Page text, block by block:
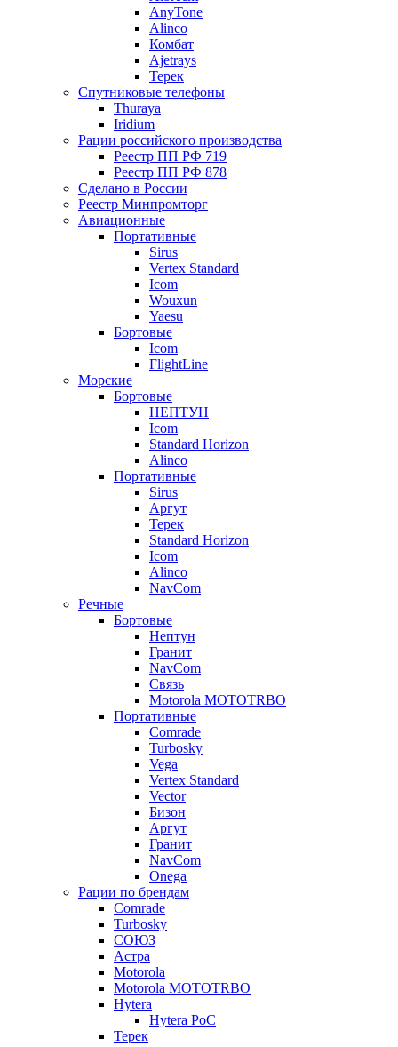
AnyTone
Alinco
Комбат
Ajetrays
Терек
Спутниковые телефоны
Thuraya
Iridium
Рации российского производства
Реестр ПП РФ 719
Реестр ПП РФ 878
Сделано в России
Реестр Минпромторг
Авиационные
Портативные
Sirus
Vertex Standard
Icom
Wouxun
Yaesu
Бортовые
Icom
FlightLine
Морские
Бортовые
НЕПТУН
Icom
Standard Horizon
Alinco
Портативные
Sirus
Аргут
Терек
Standard Horizon
Icom
Alinco
NavCom
Речные
Бортовые
Нептун
Гранит
NavCom
Связь
Motorola MOTOTRBO
Портативные
Comrade
Turbosky
Vega
Vertex Standard
Vector
Бизон
Аргут
Гранит
NavCom
Onega
Рации по брендам
Comrade
Turbosky
СОЮЗ
Астра
Motorola
Motorola MOTOTRBO
Hytera
Hytera PoC
Терек